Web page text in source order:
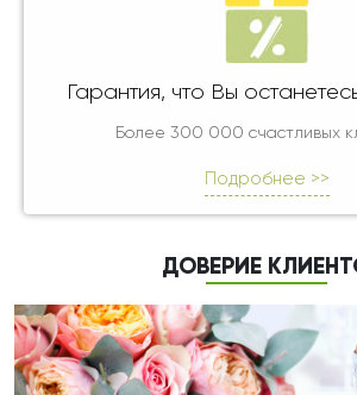
Гарантия, что Вы
Более 300 000 счастливых
Подробнее >>
ДОВЕРИЕ